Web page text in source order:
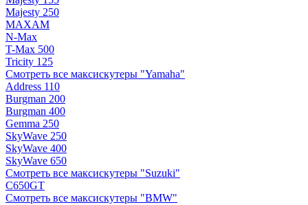
Majesty 250
MAXAM
N-Max
T-Max 500
Tricity 125
Смотреть все максискутеры "Yamaha"
Address 110
Burgman 200
Burgman 400
Gemma 250
SkyWave 250
SkyWave 400
SkyWave 650
Смотреть все максискутеры "Suzuki"
C650GT
Смотреть все максискутеры "BMW"